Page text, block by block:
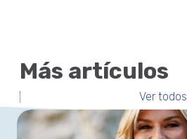
Más artículos
Ver todos